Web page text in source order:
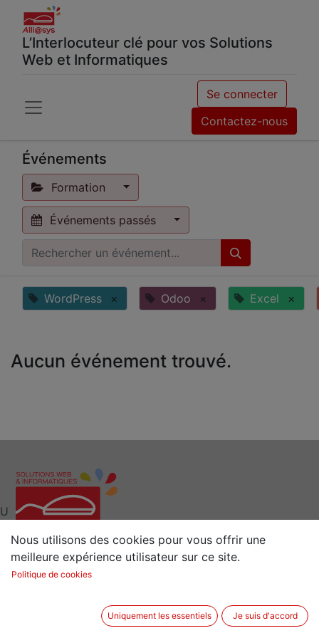
L’Interlocuteur clé pour vos Solutions
Web et Informatiques
Se connecter
Contactez-nous
Événements
Formation
Événements passés
WordPress × Odoo × Excel ×
Aucun événement trouvé.
Interlocuteur clé pour vos Solutions Web et
Informatiques
2 rue de la Sénestrais
U
Nous utilisons des cookies pour vous offrir une
meilleure expérience utilisateur sur ce site.
Politique de cookies
Uniquement les essentiels Je suis d'accord